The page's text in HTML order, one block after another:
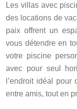
Les villas avec
des locations de
paix offrent un
vous détendre en
votre piscine
avec pour seul
l’endroit idéal
entre amis, tout en